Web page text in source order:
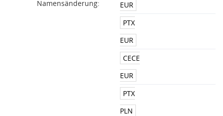
Namensänderung:
EUR
PTX
EUR
CECE
EUR
PTX
PLN